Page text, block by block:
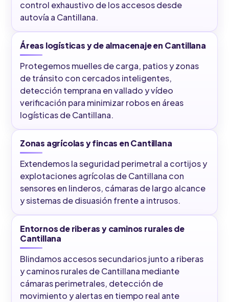
control exhaustivo de los accesos desde
autovía a Cantillana.
Áreas logísticas y de almacenaje en Cantillana
Protegemos muelles de carga, patios y zonas
de tránsito con cercados inteligentes,
detección temprana en vallado y vídeo
verificación para minimizar robos en áreas
logísticas de Cantillana.
Zonas agrícolas y fincas en Cantillana
Extendemos la seguridad perimetral a cortijos y
explotaciones agrícolas de Cantillana con
sensores en linderos, cámaras de largo alcance
y sistemas de disuasión frente a intrusos.
Entornos de riberas y caminos rurales de
Cantillana
Blindamos accesos secundarios junto a riberas
y caminos rurales de Cantillana mediante
cámaras perimetrales, detección de
movimiento y alertas en tiempo real ante